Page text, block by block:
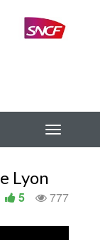
Lyon
777
5